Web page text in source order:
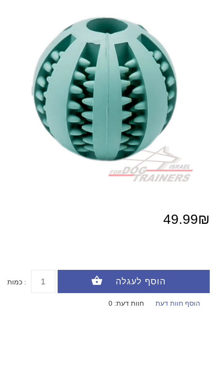
49.99₪
כמות :
חוות דעת: 0 הוסף חוות דעת